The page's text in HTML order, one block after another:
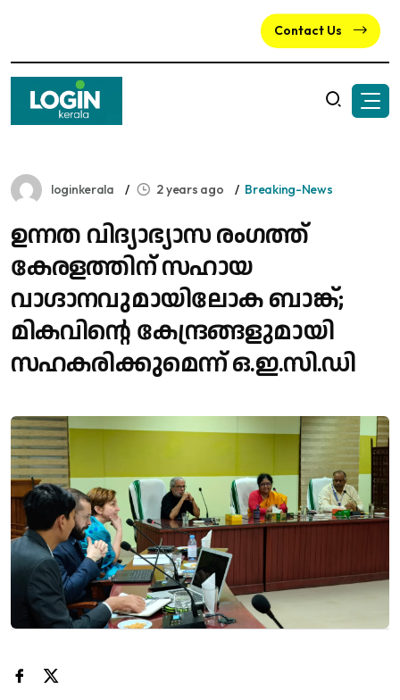
Contact Us
loginkerala 2 years ago Breaking-News
ഉന്നത വിദ്യാഭ്യാസ രംഗത്ത്
കേരളത്തിന് സഹായ
വാഗ്ദാനവുമായിലോക ബാങ്ക്;
മികവിന്റെ കേന്ദ്രങ്ങളുമായി
സഹകരിക്കുമെന്ന് ഒ.ഇ.സി.ഡി